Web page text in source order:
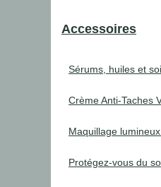
Accessoires
Sérums, huiles et
Crème Anti-Taches
Maquillage lumineux
Protégez-vous du